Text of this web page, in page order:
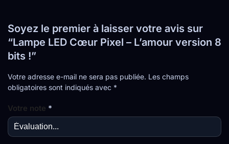
Soyez le premier à laisser votre avis sur
“Lampe LED Cœur Pixel – L’amour version 8
bits !”
Votre adresse e-mail ne sera pas publiée. Les champs
obligatoires sont indiqués avec *
Votre note *